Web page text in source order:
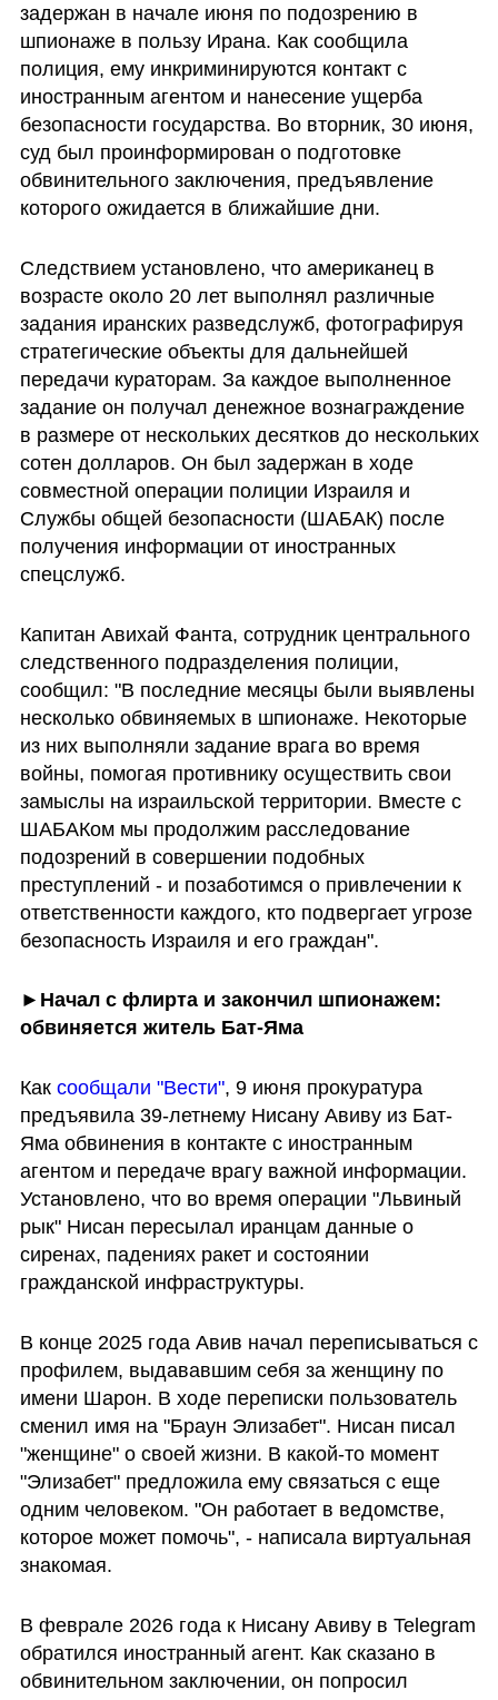
задержан в начале июня по подозрению в
шпионаже в пользу Ирана. Как сообщила
полиция, ему инкриминируются контакт с
иностранным агентом и нанесение ущерба
безопасности государства. Во вторник, 30 июня,
суд был проинформирован о подготовке
обвинительного заключения, предъявление
которого ожидается в ближайшие дни.
Следствием установлено, что американец в
возрасте около 20 лет выполнял различные
задания иранских разведслужб, фотографируя
стратегические объекты для дальнейшей
передачи кураторам. За каждое выполненное
задание он получал денежное вознаграждение
в размере от нескольких десятков до нескольких
сотен долларов. Он был задержан в ходе
совместной операции полиции Израиля и
Службы общей безопасности (ШАБАК) после
получения информации от иностранных
спецслужб.
Капитан Авихай Фанта, сотрудник центрального
следственного подразделения полиции,
сообщил: "В последние месяцы были выявлены
несколько обвиняемых в шпионаже. Некоторые
из них выполняли задание врага во время
войны, помогая противнику осуществить свои
замыслы на израильской территории. Вместе с
ШАБАКом мы продолжим расследование
подозрений в совершении подобных
преступлений - и позаботимся о привлечении к
ответственности каждого, кто подвергает угрозе
безопасность Израиля и его граждан".
►Начал с флирта и закончил шпионажем:
обвиняется житель Бат-Яма
Как сообщали "Вести", 9 июня прокуратура
предъявила 39-летнему Нисану Авиву из Бат-
Яма обвинения в контакте с иностранным
агентом и передаче врагу важной информации.
Установлено, что во время операции "Львиный
рык" Нисан пересылал иранцам данные о
сиренах, падениях ракет и состоянии
гражданской инфраструктуры.
В конце 2025 года Авив начал переписываться с
профилем, выдававшим себя за женщину по
имени Шарон. В ходе переписки пользователь
сменил имя на "Браун Элизабет". Нисан писал
"женщине" о своей жизни. В какой-то момент
"Элизабет" предложила ему связаться с еще
одним человеком. "Он работает в ведомстве,
которое может помочь", - написала виртуальная
знакомая.
В феврале 2026 года к Нисану Авиву в Telegram
обратился иностранный агент. Как сказано в
обвинительном заключении, он попросил